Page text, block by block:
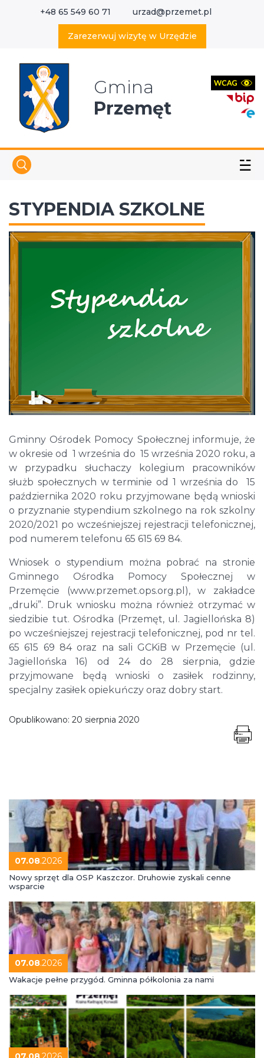
+48 65 549 60 71 urzad@przemet.pl
Zarezerwuj wizytę w Urzędzie
Gmina
Przemęt
☱
STYPENDIA SZKOLNE
Gminny Ośrodek Pomocy Społecznej informuje, że
w okresie od 1 września do 15 września 2020 roku, a
w przypadku słuchaczy kolegium pracowników
służb społecznych w terminie od 1 września do 15
października 2020 roku przyjmowane będą wnioski
o przyznanie stypendium szkolnego na rok szkolny
2020/2021 po wcześniejszej rejestracji telefonicznej,
pod numerem telefonu 65 615 69 84.
Wniosek o stypendium można pobrać na stronie
Gminnego Ośrodka Pomocy Społecznej w
Przemęcie (www.przemet.ops.org.pl), w zakładce
„druki”. Druk wniosku można również otrzymać w
siedzibie tut. Ośrodka (Przemęt, ul. Jagiellońska 8)
po wcześniejszej rejestracji telefonicznej, pod nr tel.
65 615 69 84 oraz na sali GCKiB w Przemęcie (ul.
Jagiellońska 16) od 24 do 28 sierpnia, gdzie
przyjmowane będą wnioski o zasiłek rodzinny,
specjalny zasiłek opiekuńczy oraz dobry start.
Opublikowano: 20 sierpnia 2020
07.08.2026
Nowy sprzęt dla OSP Kaszczor. Druhowie zyskali cenne
wsparcie
07.08.2026
Wakacje pełne przygód. Gminna półkolonia za nami
Wyszukaj w serwisie